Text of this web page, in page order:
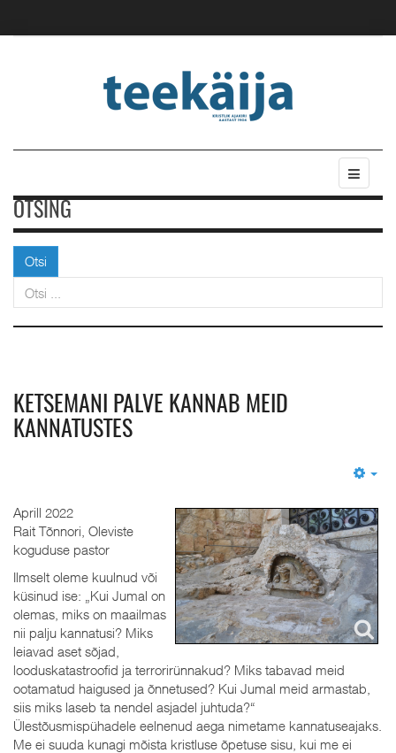
OTSING
Otsi
KETSEMANI PALVE KANNAB MEID
KANNATUSTES
Aprill 2022
Rait Tõnnori, Oleviste
koguduse pastor
Ilmselt oleme kuulnud või
küsinud ise: „Kui Jumal on
olemas, miks on maailmas
nii palju kannatusi? Miks
leiavad aset sõjad,
looduskatastroofid ja terrorirünnakud? Miks tabavad meid
ootamatud haigused ja õnnetused? Kui Jumal meid armastab,
siis miks laseb ta nendel asjadel juhtuda?“
Ülestõusmispühadele eelnenud aega nimetame kannatuseajaks.
Me ei suuda kunagi mõista kristluse õpetuse sisu, kui me ei